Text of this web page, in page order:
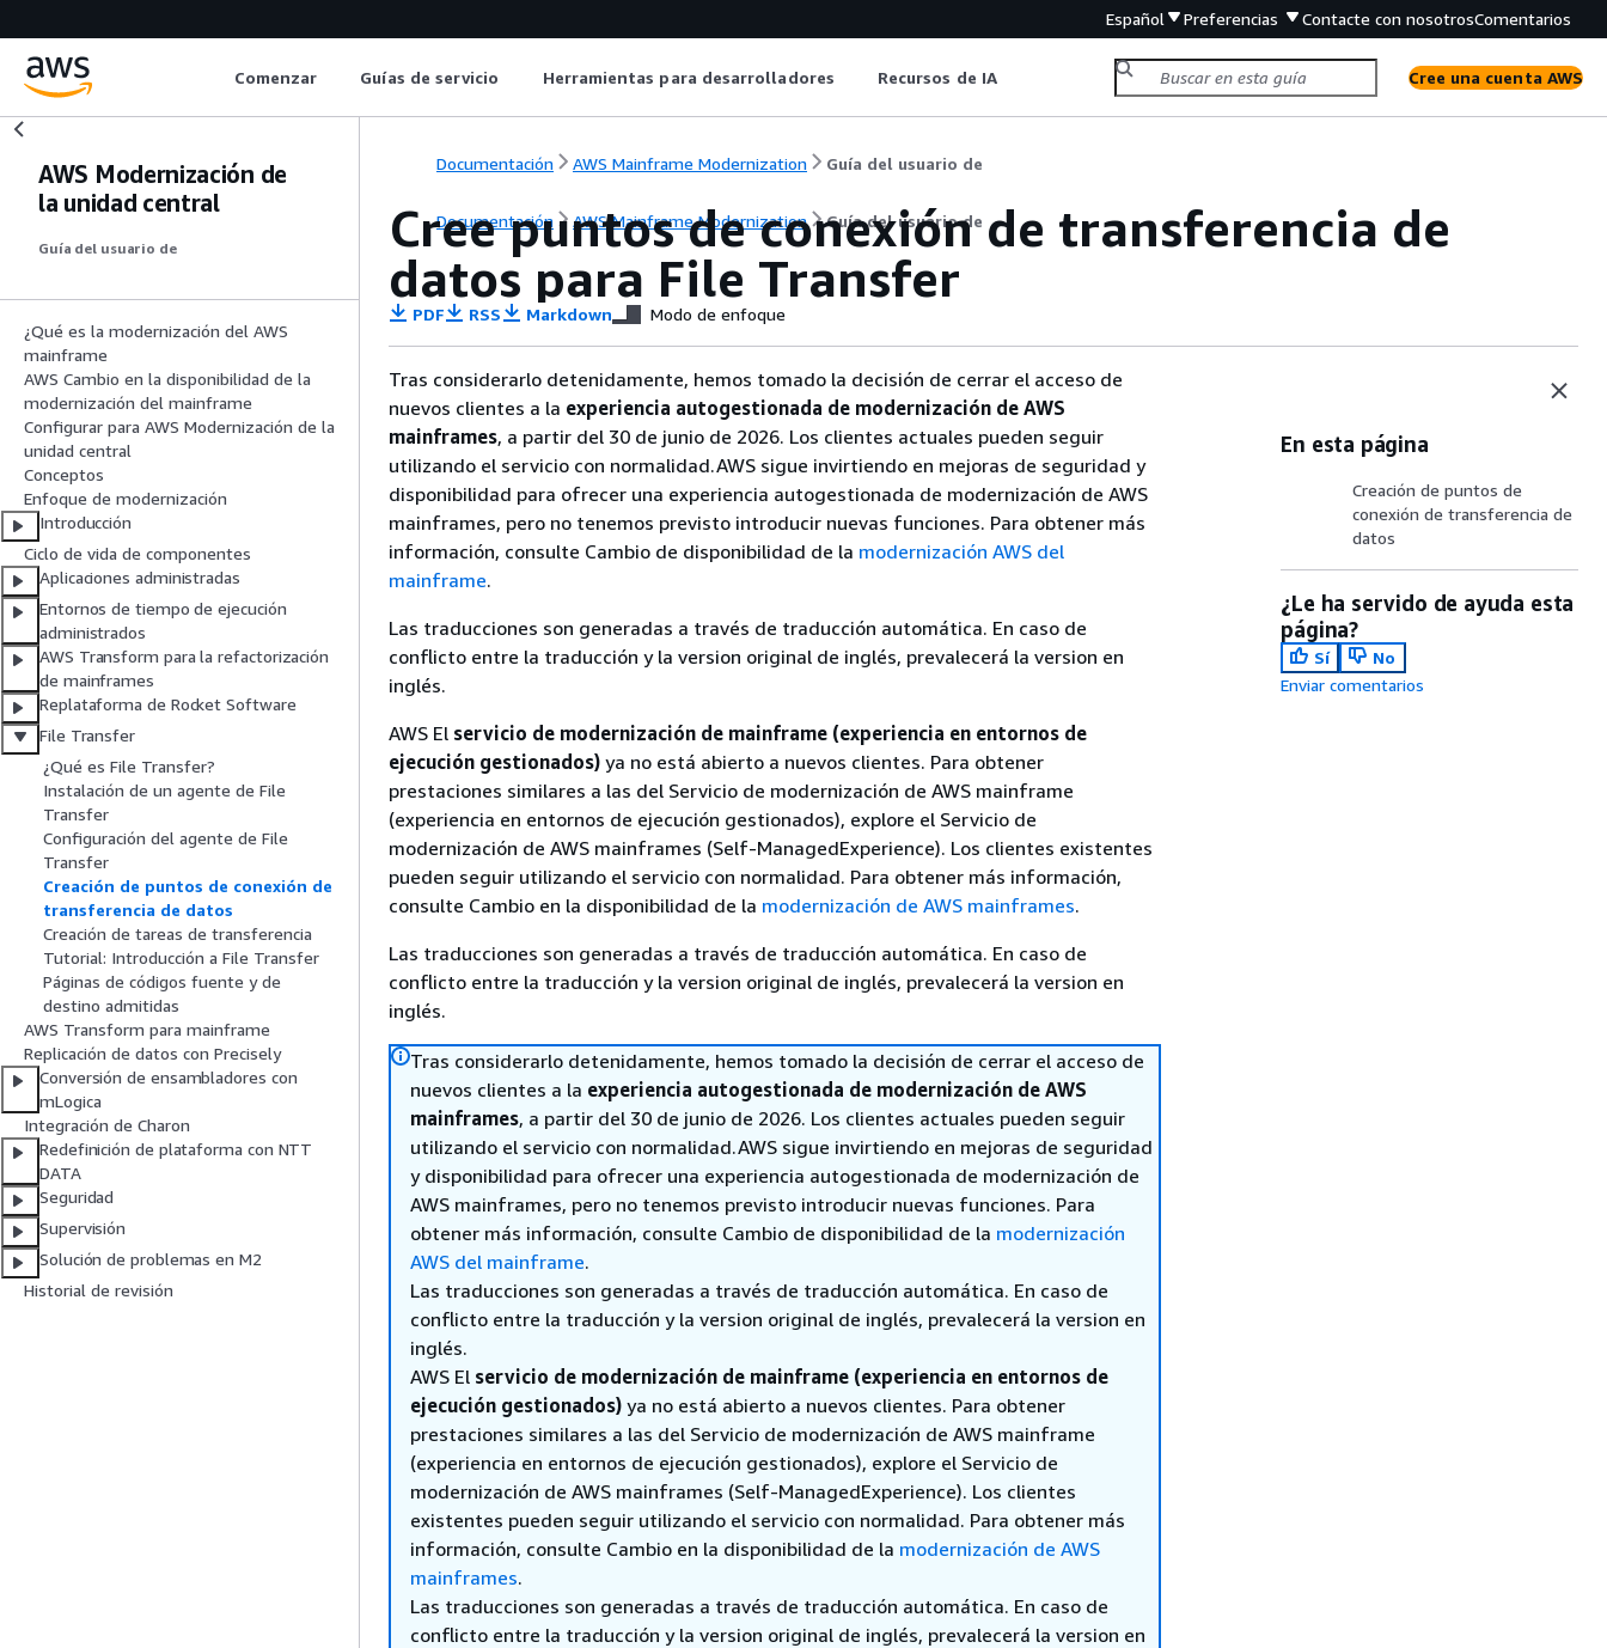
Español Preferencias Contacte con nosotrosComentarios
Comenzar Guías de servicio Herramientas para desarrolladores Recursos de IA Cree una cuenta AWS
AWS Modernización de
la unidad central
Guía del usuario de
¿Qué es la modernización del AWS
mainframe
AWS Cambio en la disponibilidad de la
modernización del mainframe
Configurar para AWS Modernización de la
unidad central
Conceptos
Enfoque de modernización
Introducción
Ciclo de vida de componentes
Aplicaciones administradas
Entornos de tiempo de ejecución
administrados
AWS Transform para la refactorización
de mainframes
Replataforma de Rocket Software
File Transfer
¿Qué es File Transfer?
Instalación de un agente de File
Transfer
Configuración del agente de File
Transfer
Creación de puntos de conexión de
transferencia de datos
Creación de tareas de transferencia
Tutorial: Introducción a File Transfer
Páginas de códigos fuente y de
destino admitidas
AWS Transform para mainframe
Replicación de datos con Precisely
Conversión de ensambladores con
mLogica
Integración de Charon
Redefinición de plataforma con NTT
DATA
Seguridad
Supervisión
Solución de problemas en M2
Historial de revisión
Documentación AWS Mainframe Modernization Guía del usuario de
Documentación AWS Mainframe Modernization Guía del usuario de
Cree puntos de conexión de transferencia de
datos para File Transfer
PDF RSS Markdown Modo de enfoque
Tras considerarlo detenidamente, hemos tomado la decisión de cerrar el acceso de
nuevos clientes a la experiencia autogestionada de modernización de AWS
mainframes, a partir del 30 de junio de 2026. Los clientes actuales pueden seguir
utilizando el servicio con normalidad.AWS sigue invirtiendo en mejoras de seguridad y
disponibilidad para ofrecer una experiencia autogestionada de modernización de AWS
mainframes, pero no tenemos previsto introducir nuevas funciones. Para obtener más
información, consulte Cambio de disponibilidad de la modernización AWS del
mainframe.
Las traducciones son generadas a través de traducción automática. En caso de
conflicto entre la traducción y la version original de inglés, prevalecerá la version en
inglés.
AWS El servicio de modernización de mainframe (experiencia en entornos de
ejecución gestionados) ya no está abierto a nuevos clientes. Para obtener
prestaciones similares a las del Servicio de modernización de AWS mainframe
(experiencia en entornos de ejecución gestionados), explore el Servicio de
modernización de AWS mainframes (Self-ManagedExperience). Los clientes existentes
pueden seguir utilizando el servicio con normalidad. Para obtener más información,
consulte Cambio en la disponibilidad de la modernización de AWS mainframes.
Las traducciones son generadas a través de traducción automática. En caso de
conflicto entre la traducción y la version original de inglés, prevalecerá la version en
inglés.
Tras considerarlo detenidamente, hemos tomado la decisión de cerrar el acceso de
nuevos clientes a la experiencia autogestionada de modernización de AWS
mainframes, a partir del 30 de junio de 2026. Los clientes actuales pueden seguir
utilizando el servicio con normalidad.AWS sigue invirtiendo en mejoras de seguridad
y disponibilidad para ofrecer una experiencia autogestionada de modernización de
AWS mainframes, pero no tenemos previsto introducir nuevas funciones. Para
obtener más información, consulte Cambio de disponibilidad de la modernización
AWS del mainframe.
Las traducciones son generadas a través de traducción automática. En caso de
conflicto entre la traducción y la version original de inglés, prevalecerá la version en
inglés.
AWS El servicio de modernización de mainframe (experiencia en entornos de
ejecución gestionados) ya no está abierto a nuevos clientes. Para obtener
prestaciones similares a las del Servicio de modernización de AWS mainframe
(experiencia en entornos de ejecución gestionados), explore el Servicio de
modernización de AWS mainframes (Self-ManagedExperience). Los clientes
existentes pueden seguir utilizando el servicio con normalidad. Para obtener más
información, consulte Cambio en la disponibilidad de la modernización de AWS
mainframes.
Las traducciones son generadas a través de traducción automática. En caso de
conflicto entre la traducción y la version original de inglés, prevalecerá la version en
En esta página
Creación de puntos de
conexión de transferencia de
datos
¿Le ha servido de ayuda esta
página?
Sí
No
Enviar comentarios